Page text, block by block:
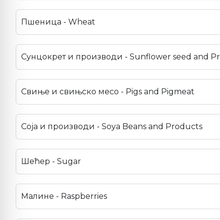
Пшеница - Wheat
Сунцокрет и производи - Sunflower seed and
Свиње и свињско месо - Pigs and Pigmeat
Соја и производи - Soya Beans and Products
Шећер - Sugar
Малине - Raspberries